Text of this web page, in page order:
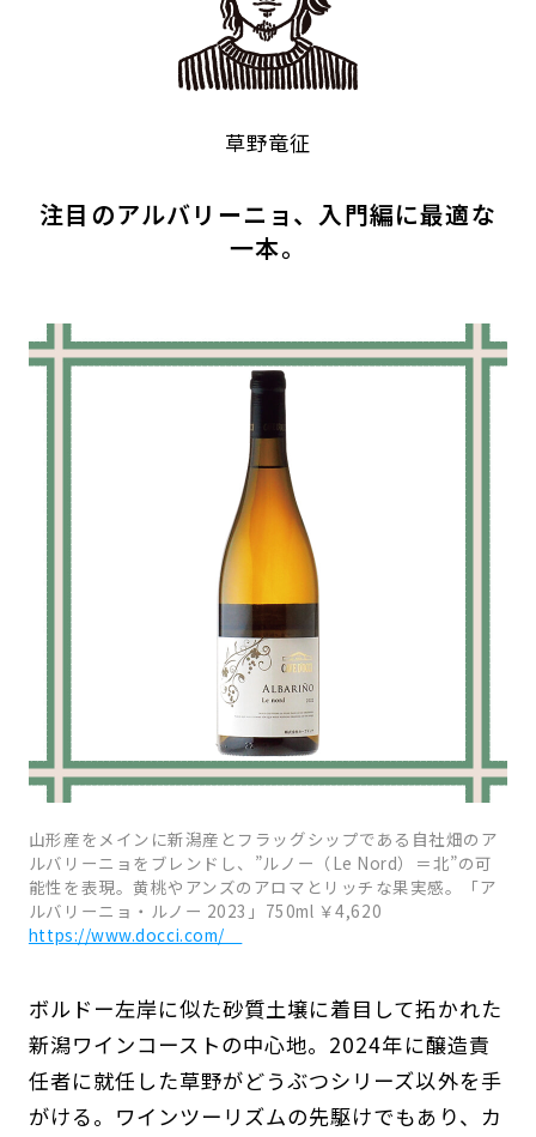
草野竜征
注目のアルバリーニョ、入門編に最適な
一本。
山形産をメインに新潟産とフラッグシップである自社畑のア
ルバリーニョをブレンドし、”ルノー（Le Nord）＝北”の可
能性を表現。黄桃やアンズのアロマとリッチな果実感。「ア
ルバリーニョ・ルノー 2023」750ml ￥4,620
https://www.docci.com/
ボルドー左岸に似た砂質土壌に着目して拓かれた
新潟ワインコーストの中心地。2024年に醸造責
任者に就任した草野がどうぶつシリーズ以外を手
がける。ワインツーリズムの先駆けでもあり、カ